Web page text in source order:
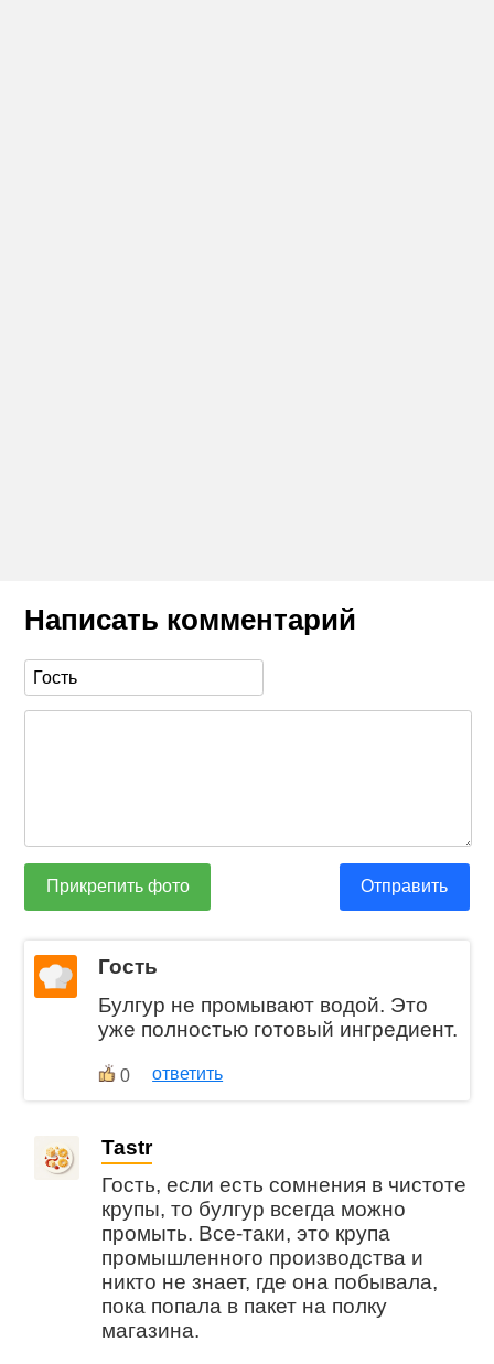
Написать комментарий
Прикрепить фото Отправить
Гость
Булгур не промывают водой. Это
уже полностью готовый ингредиент.
0 ответить
Tastr
Гость, если есть сомнения в чистоте
крупы, то булгур всегда можно
промыть. Все-таки, это крупа
промышленного производства и
никто не знает, где она побывала,
пока попала в пакет на полку
магазина.